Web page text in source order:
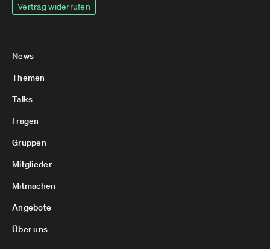
Vertrag widerrufen
News
Themen
Talks
Fragen
Gruppen
Mitglieder
Mitmachen
Angebote
Über uns